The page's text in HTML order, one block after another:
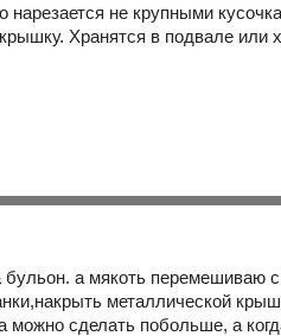
не крупными
Хранятся в подвале или
бульон. а мякоть перемешиваю
металлической
можно сделать побольше, а